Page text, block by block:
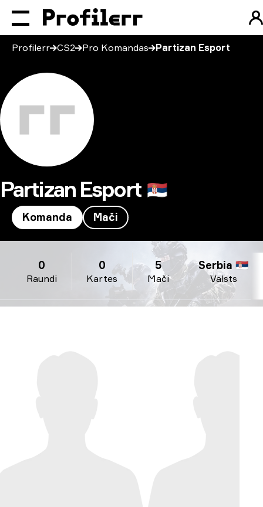
Profilerr CS2 Pro Komandas Partizan Esport
Partizan Esport 🇷🇸
Komanda Mači
Raundi
0
Kartes
0
Mači
5
Valsts
Serbia 🇷🇸